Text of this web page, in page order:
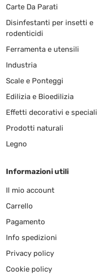
Carte Da Parati
Disinfestanti per insetti e
rodenticidi
Ferramenta e utensili
Industria
Scale e Ponteggi
Edilizia e Bioedilizia
Effetti decorativi e speciali
Prodotti naturali
Legno
Informazioni utili
Il mio account
Carrello
Pagamento
Info spedizioni
Privacy policy
Cookie policy